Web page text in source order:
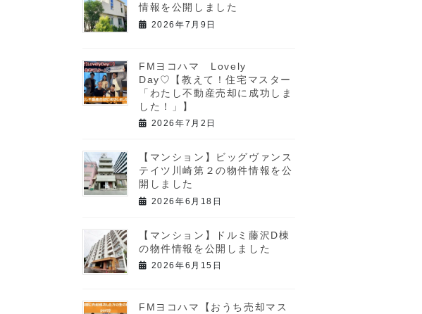
情報を公開しました
2026年7月9日
FMヨコハマ Lovely
Day♡【教えて！住宅マスター
「わたし不動産売却に成功しま
した！」】
2026年7月2日
【マンション】ビッグヴァンス
テイツ川崎第２の物件情報を公
開しました
2026年6月18日
【マンション】ドルミ藤沢D棟
の物件情報を公開しました
2026年6月15日
FMヨコハマ【おうち売却マス